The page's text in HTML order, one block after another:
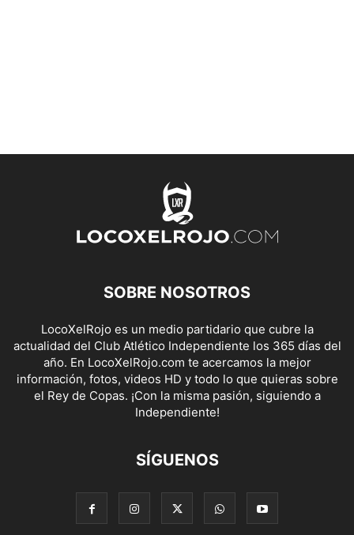
SOBRE NOSOTROS
LocoXelRojo es un medio partidario que cubre la
actualidad del Club Atlético Independiente los 365 días del
año. En LocoXelRojo.com te acercamos la mejor
información, fotos, videos HD y todo lo que quieras sobre
el Rey de Copas. ¡Con la misma pasión, siguiendo a
Independiente!
SÍGUENOS